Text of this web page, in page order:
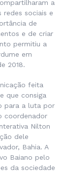
a
redes sociais e
de
e de criar
permitiu a
em
2018.
feita
que consiga
para a luta por
coordenador
Nilton
dele
Bahia. A
Baiano pelo
da sociedade